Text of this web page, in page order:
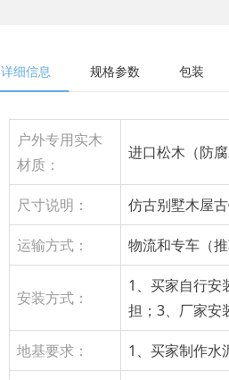
详细信息 规格参数 包装
户外专用实木
材质：
进口松木（防
尺寸说明： 仿古别墅木屋
运输方式： 物流和专车（
安装方式：
1、买家自行安
担；3、厂家安
地基要求： 1、买家制作水